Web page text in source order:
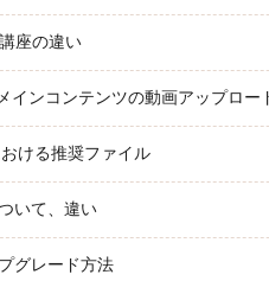
座の違い
インコンテンツの動画アップロー
ける推奨ファイル
いて、違い
グレード方法